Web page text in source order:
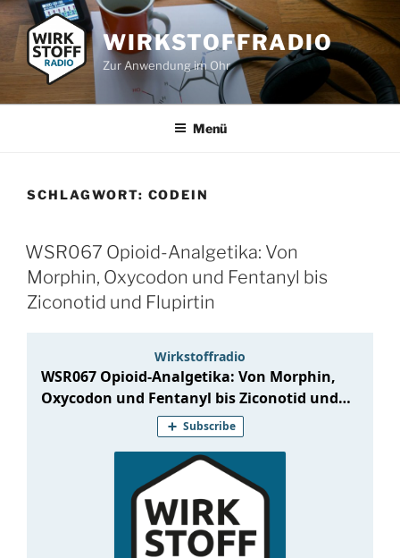
Zum
Inhalt
springen
WIRKSTOFFRADIO
Zur Anwendung im Ohr
Menü
SCHLAGWORT: CODEIN
WSR067 Opioid-Analgetika: Von
Morphin, Oxycodon und Fentanyl bis
Ziconotid und Flupirtin